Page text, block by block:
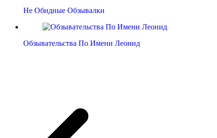
Не Обидные Обзывалки
Обзывательства По Имени Леонид